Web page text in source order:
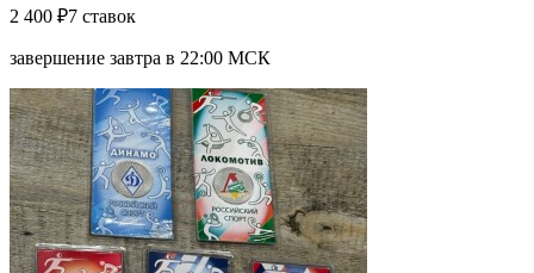
2 400 ₽7 ставок
завершение завтра в 22:00 МСК